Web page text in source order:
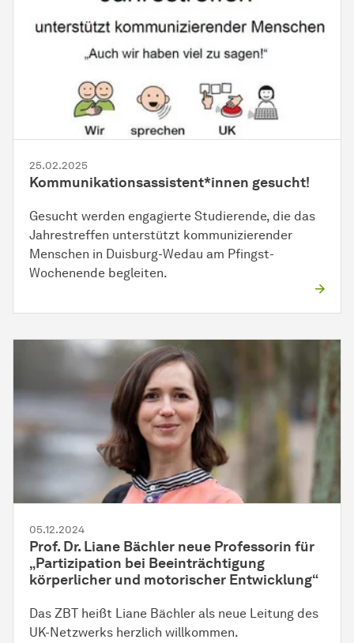
25.02.2025
Kommunikationsassistent*innen gesucht!
Gesucht werden engagierte Studierende, die das
Jahrestreffen unterstützt kommunizierender
Menschen in Duisburg-Wedau am Pfingst-
Wochenende begleiten.
05.12.2024
Prof. Dr. Liane Bächler neue Professorin für
„Partizipation bei Beeinträchtigung
körperlicher und motorischer Entwicklung“
Das ZBT heißt Liane Bächler als neue Leitung des
UK-Netzwerks herzlich willkommen.